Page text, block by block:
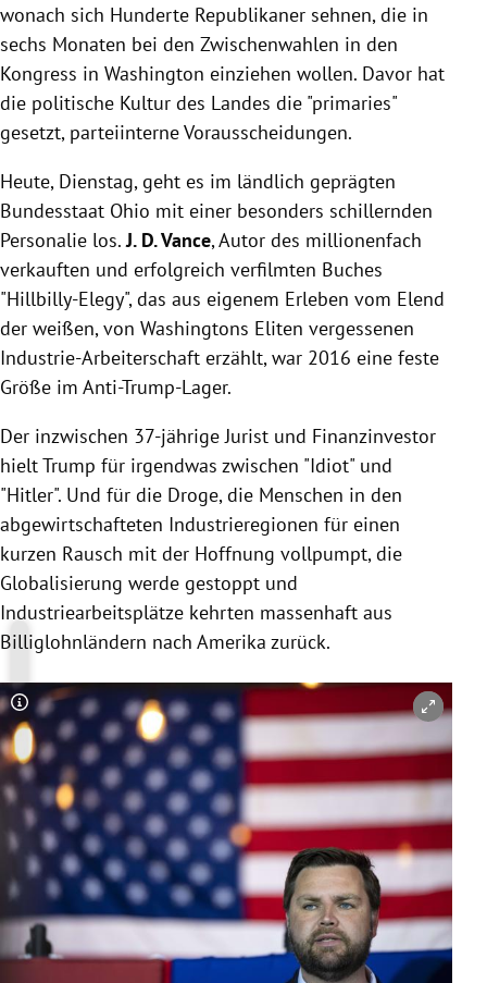
wonach sich Hunderte Republikaner sehnen, die in
sechs Monaten bei den Zwischenwahlen in den
Kongress in Washington einziehen wollen. Davor hat
die politische Kultur des Landes die "primaries"
gesetzt, parteiinterne Vorausscheidungen.
Heute, Dienstag, geht es im ländlich geprägten
Bundesstaat Ohio mit einer besonders schillernden
Personalie los.J. D. Vance, Autor des millionenfach
verkauften und erfolgreich verfilmten Buches
"Hillbilly-Elegy", das aus eigenem Erleben vom Elend
der weißen, von Washingtons Eliten vergessenen
Industrie-Arbeiterschaft erzählt, war 2016 eine feste
Größe im Anti-Trump-Lager.
Der inzwischen 37-jährige Jurist und Finanzinvestor
hielt Trump für irgendwas zwischen "Idiot" und
"Hitler". Und für die Droge, die Menschen in den
abgewirtschafteten Industrieregionen für einen
kurzen Rausch mit der Hoffnung vollpumpt, die
Globalisierung werde gestoppt und
Industriearbeitsplätze kehrten massenhaft aus
Billiglohnländern nach Amerika zurück.
Copyright-Hinweis öffnen/schließen